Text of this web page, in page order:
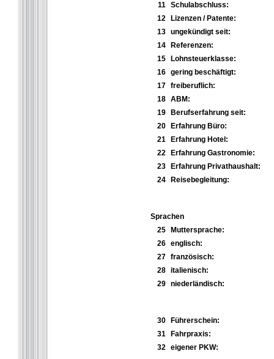
11
Schulabschluss:
12
Lizenzen / Patente:
13
ungekündigt seit:
14
Referenzen:
15
Lohnsteuerklasse:
16
gering beschäftigt:
17
freiberuflich:
18
ABM:
19
Berufserfahrung seit:
20
Erfahrung Büro:
21
Erfahrung Hotel:
22
Erfahrung Gastronomie:
23
Erfahrung Privathaushalt:
24
Reisebegleitung:
Sprachen
25
Muttersprache:
26
englisch:
27
französisch:
28
italienisch:
29
niederländisch:
30
Führerschein:
31
Fahrpraxis:
32
eigener PKW: